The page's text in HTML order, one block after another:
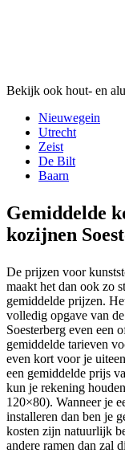
Bekijk ook hout- en
Nieuwegein
Utrecht
Zeist
De Bilt
Baarn
Gemiddelde
kozijnen
De prijzen voor
maakt het dan ook zo
gemiddelde prijzen.
volledig opgave van
Soesterberg even een
gemiddelde tarieven
even kort voor je
een gemiddelde prijs
kun je rekening
120×80). Wanneer je
installeren dan ben je
kosten zijn natuurlijk
andere ramen dan zal